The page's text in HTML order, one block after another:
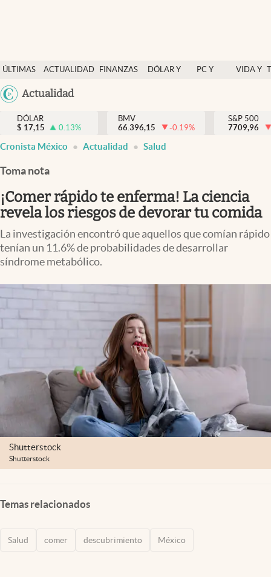
ÚLTIMAS
NOTICIAS
ACTUALIDAD
FINANZAS
DÓLAR Y
PC Y
VIDA Y
México
Actualidad
Actualidad
Finanzas y economía
Dólar y mercados
Pc y celular
Vida y estilo
Espiritualidad
abre en nueva pestaña
DÓLAR
$ 17,15 0.13%
BMV
66.396,15
-0.19%
S&P 500
7709,96
Cronista México Actualidad Salud
Toma nota
¡Comer rápido te enferma! La ciencia
revela los riesgos de devorar tu comida
La investigación encontró que aquellos que comían rápido
tenían un 11.6% de probabilidades de desarrollar
síndrome metabólico.
Shutterstock
Shutterstock
Temas relacionados
Salud comer descubrimiento México